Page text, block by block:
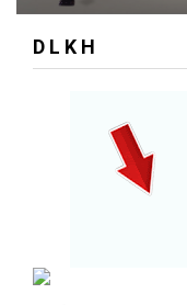
D L K H